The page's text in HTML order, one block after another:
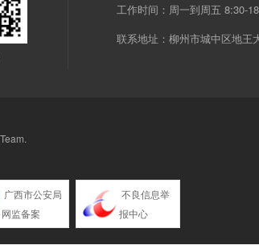
工作时间：周一到周五 8:30-
联系地址：柳州市城中区地王
.
广西市公安局
网监备案
不良信息举
报中心